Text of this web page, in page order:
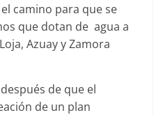
camino para que se
que dotan de agua a
Azuay y Zamora
de que el
de un plan